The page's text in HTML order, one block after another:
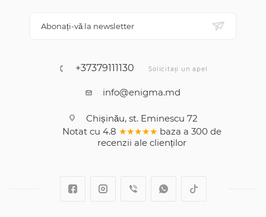
Abonați-vă la newsletter
+37379111130 Solicitați un apel
info@enigma.md
Chișinău, st. Eminescu 72
Notat cu 4.8 ★★★★★ baza a 300 de
recenzii ale clienților